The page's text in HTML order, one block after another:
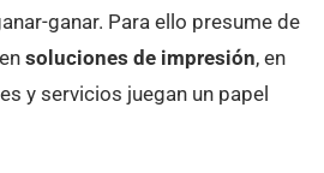
ganar. Para ello presume de
soluciones de impresión, en
y servicios juegan un papel